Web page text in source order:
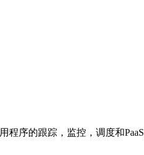
序的跟踪，监控，调度和PaaS